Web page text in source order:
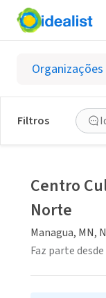
Filtros
Centro
Norte
Managua, MN,
Faz parte